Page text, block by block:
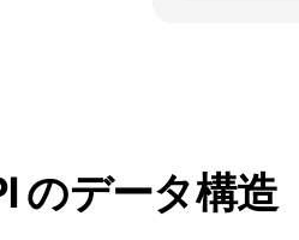
のデータ構造